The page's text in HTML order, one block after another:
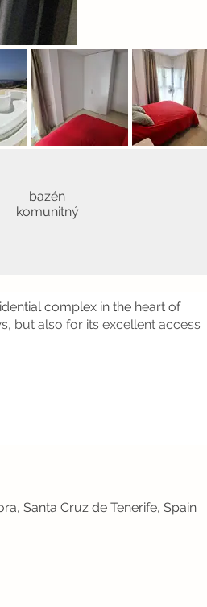
bazén
komunitný
complex in the heart of
but also for its excellent access
Santa Cruz de Tenerife, Spain